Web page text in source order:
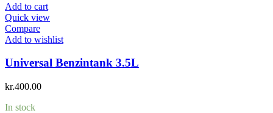
Add to cart
Quick view
Compare
Add to wishlist
Universal Benzintank 3.5L
kr.400.00
In stock